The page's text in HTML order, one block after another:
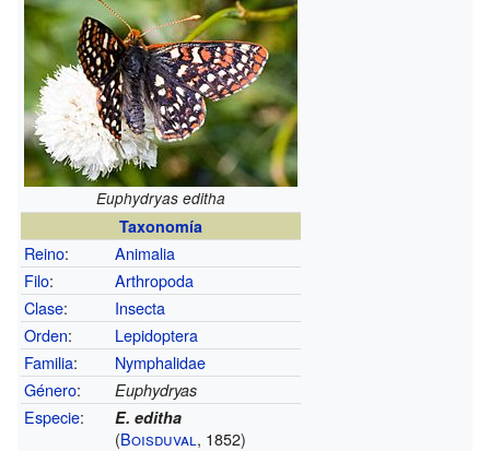
Euphydryas editha
Taxonomía
Reino:
Animalia
Filo:
Arthropoda
Clase:
Insecta
Orden:
Lepidoptera
Familia:
Nymphalidae
Género: Euphydryas
Especie: E. editha
(Boisduval , 1852)